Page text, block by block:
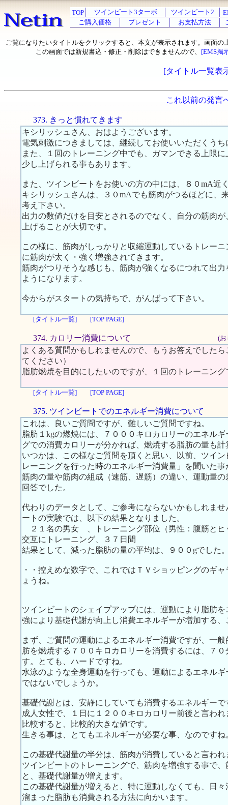
TOP ツインビート3ターボ ツインビート2
ご購入価格
プレゼント お支払方法
ご覧になりたいタイトルをクリックすると、本文が表示されます。画面の
この画面では新規書込・修正・削除はできませんので、 [EMS掲
[タイトル一覧表
これ以前の発言
373. きっと慣れてきます
キシリッシュさん、おはようございます。
電気刺激につきましては、継続してお使いいただくう
また、１回のトレーニング中でも、ガマンできる上限
少し上げられる事もあります。
また、ツインビートをお使いの方の中には、８０mA近
キシリッシュさんは、３０mAでも筋肉がつるほどに、
考え下さい。
出力の数値だけを目安とされるのでなく、自分の筋肉
上げることが大切です。
この様に、筋肉がしっかりと収縮運動しているトレー
に筋肉が太く・強く増強されてきます。
筋肉がつりそうな感じも、筋肉が強くなるにつれて出
ようになります。
今からがスタートの気持ちで、がんばって下さい。
[タイトル一覧] [TOP PAGE]
374. カロリー消費について (お
よくある質問かもしれませんので、もうお答えでした
てください）
脂肪燃焼を目的にしたいのですが、１回のトレーニン
[タイトル一覧] [TOP PAGE]
375. ツインビートでのエネルギー消費について
これは、良いご質問ですが、難しいご質問ですね。
脂肪１kgの燃焼には、７０００キロカロリーのエネル
グでの消費カロリーが分かれば、燃焼する脂肪の量も
いつかは、この様なご質問を頂くと思い、以前、ツイ
レーニングを行った時のエネルギー消費量」を聞いた
筋肉の量や筋肉の組成（速筋、遅筋）の違い、運動量
回答でした。
代わりのデータとして、ご参考にならないかもしれま
ートの実験では、以下の結果となりました。
２１名の男女 、トレーニング部位（男性：腹筋とヒ
交互にトレーニング、３７日間
結果として、減った脂肪の量の平均は、９００gでした
・・控えめな数字で、これではＴＶショッピングのギ
ょうね。
ツインビートのシェイプアップには、運動により脂肪
強により基礎代謝が向上し消費エネルギーが増加する
まず、ご質問の運動によるエネルギー消費ですが、一
肪を燃焼する７００キロカロリーを消費するには、７
す。とても、ハードですね。
水泳のような全身運動を行っても、運動によるエネル
ではないでしょうか。
基礎代謝とは、安静にしていても消費するエネルギーで
成人女性で、１日に１２００キロカロリー前後と言わ
比較すると、比較的大きな値です。
生きる事は、とてもエネルギーが必要な事、なのですね
この基礎代謝量の半分は、筋肉が消費していると言われ
ツインビートのトレーニングで、筋肉を増強する事で
と、基礎代謝量が増えます。
この基礎代謝量が増えると、特に運動しなくても、日
溜まった脂肪も消費される方法に向かいます。